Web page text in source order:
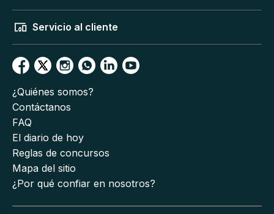
Servicio al cliente
¿Quiénes somos?
Contáctanos
FAQ
El diario de hoy
Reglas de concursos
Mapa del sitio
¿Por qué confiar en nosotros?